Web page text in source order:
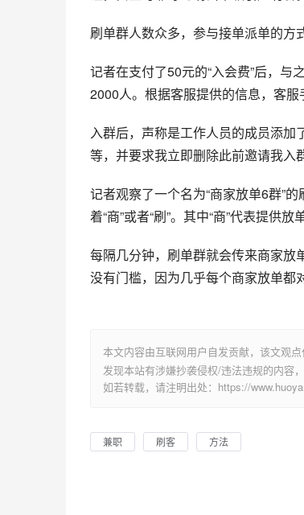
刷单群人数众多，参与接单派单的方
记者在支付了50元的“入会费”后，
2000人。根据客服提供的信息，客服
入群后，声称是工作人员的成员添
等，并要求我立即删除此前邀请我入
记者观察了一个名为“商家放单6群”
着“商”或者“刷”。其中“商”代表提供放
每隔几分钟，刷单群就会传来商家放
没有门槛，因为几乎每个商家放单都
本文内容由互联网用户自发贡献，该文观
发现本站有涉嫌抄袭侵权/违法违规的内容
如若转载，请注明出处：https://
兼职 刷客 方法